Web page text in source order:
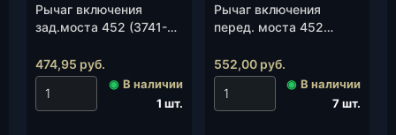
Рычаг включения
зад.моста 452 (3741-
474,95 руб.
◉ В наличии
1 шт.
Рычаг включения
перед. моста 452
шт.
552,00 руб.
◉ В наличии
7 шт.